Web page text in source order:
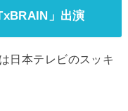
」出演
日本テレビのスッキ